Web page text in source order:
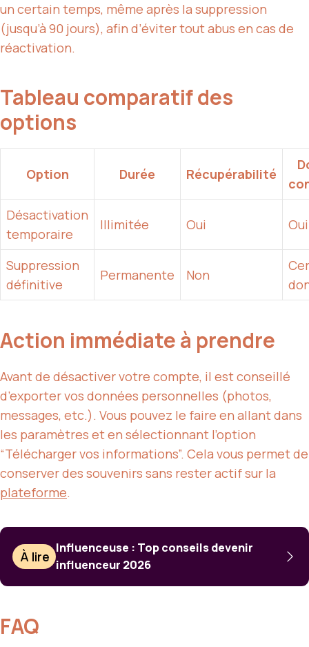
un certain temps, même après la suppression
(jusqu’à 90 jours), afin d’éviter tout abus en cas de
réactivation.
Tableau comparatif des
options
Option Durée Récupérabilité
Désactivation
temporaire
Illimitée Oui Oui
Suppression
définitive
Permanente Non
Action immédiate à prendre
Avant de désactiver votre compte, il est conseillé
d’exporter vos données personnelles (photos,
messages, etc.). Vous pouvez le faire en allant dans
les paramètres et en sélectionnant l’option
“Télécharger vos informations”. Cela vous permet de
conserver des souvenirs sans rester actif sur la
plateforme.
À lire
Influenceuse : Top conseils devenir
influenceur 2026
FAQ